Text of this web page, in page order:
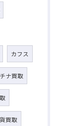
カフス
ナ買取
買取